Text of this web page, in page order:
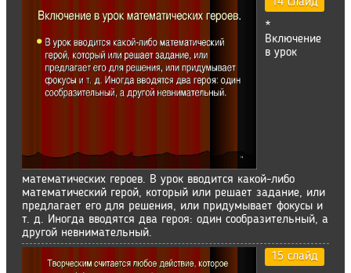
*
Включение
в урок
математических героев. В урок вводится какой-либо
математический герой, который или решает задание, или
предлагает его для решения, или придумывает фокусы и
т. д. Иногда вводятся два героя: один сообразительный, а
другой невнимательный.
15 слайд